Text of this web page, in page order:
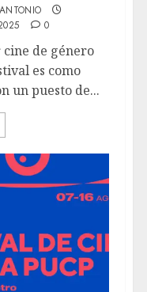
0
de género
es como
un puesto de...